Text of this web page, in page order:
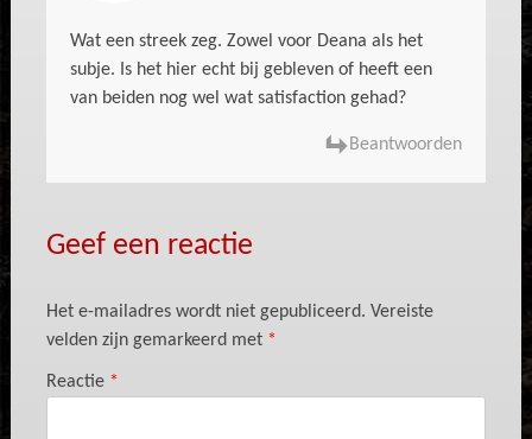
Wat een streek zeg. Zowel voor Deana als het
subje. Is het hier echt bij gebleven of heeft een
van beiden nog wel wat satisfaction gehad?
Beantwoorden
Geef een reactie
Het e-mailadres wordt niet gepubliceerd. Vereiste
velden zijn gemarkeerd met *
Reactie *